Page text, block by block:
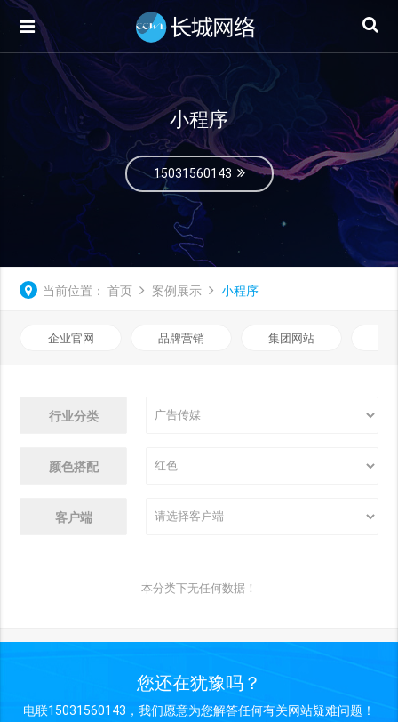
小程序
15031560143
当前位置： 首页 案例展示 小程序
企业官网 品牌营销 集团网站
行业分类
颜色搭配
客户端
本分类下无任何数据！
您还在犹豫吗？
电联15031560143，我们愿意为您解答任何有关网站疑难问题！